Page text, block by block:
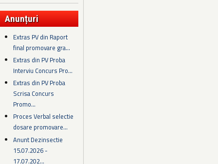
Anunțuri
Extras PV din Raport
final promovare gra...
Extras din PV Proba
Interviu Concurs Pro...
Extras din PV Proba
Scrisa Concurs
Promo...
Proces Verbal selectie
dosare promovare...
Anunt Dezinsectie
15.07.2026 -
17.07.202...